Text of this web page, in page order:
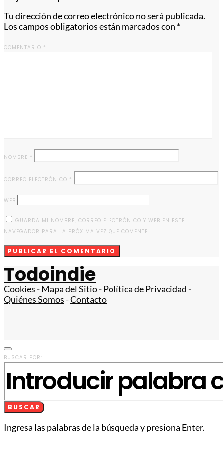
Tu dirección de correo electrónico no será publicada.
Los campos obligatorios están marcados con *
COMENTARIO *
NOMBRE *
CORREO ELECTRÓNICO *
WEB
GUARDA MI NOMBRE, CORREO ELECTRÓNICO Y WEB EN ESTE
NAVEGADOR PARA LA PRÓXIMA VEZ QUE COMENTE.
Todoindie
Cookies -Mapa del Sitio-Política de Privacidad -
Quiénes Somos -Contacto
BUSCAR POR:
BUSCAR
Ingresa las palabras de la búsqueda y presiona Enter.